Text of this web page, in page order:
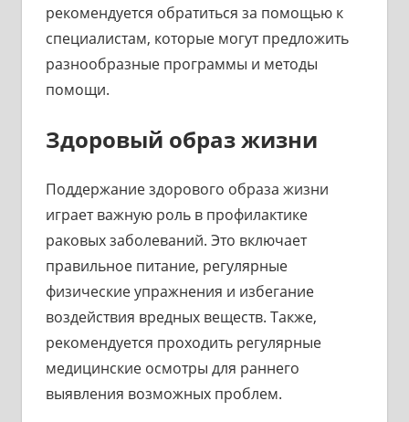
рекомендуется обратиться за помощью к
специалистам, которые могут предложить
разнообразные программы и методы
помощи.
Здоровый образ жизни
Поддержание здорового образа жизни
играет важную роль в профилактике
раковых заболеваний. Это включает
правильное питание, регулярные
физические упражнения и избегание
воздействия вредных веществ. Также,
рекомендуется проходить регулярные
медицинские осмотры для раннего
выявления возможных проблем.